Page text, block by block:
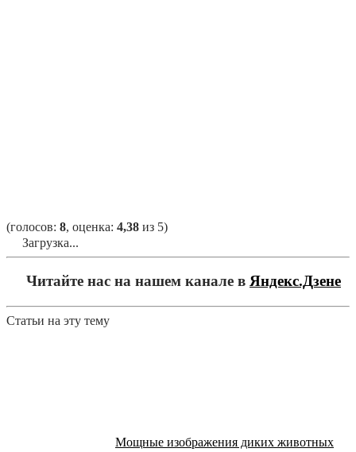
(голосов: 8, оценка: 4,38 из 5)
Загрузка...
Читайте нас на нашем канале в Яндекс.Дзене
Статьи на эту тему
Мощные изображения диких животных